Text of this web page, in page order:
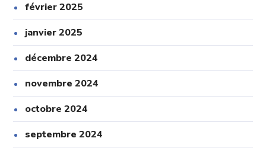
février 2025
janvier 2025
décembre 2024
novembre 2024
octobre 2024
septembre 2024